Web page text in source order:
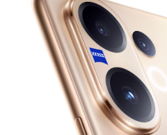
Algeria | Veuillez